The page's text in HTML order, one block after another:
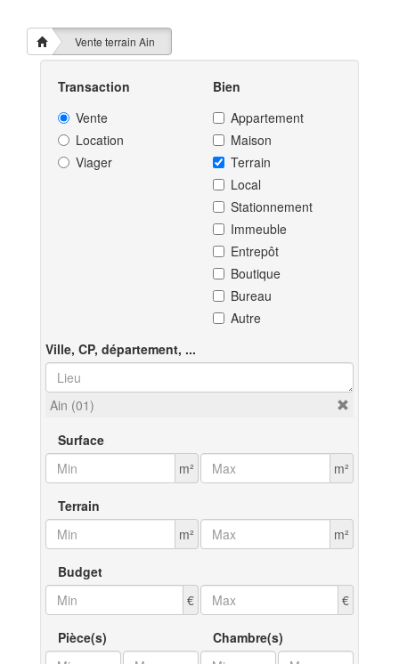
Vente terrain Ain
Transaction
Vente
Location
Viager
Bien
Appartement
Maison
Terrain
Local
Stationnement
Immeuble
Entrepôt
Boutique
Bureau
Autre
Ville, CP, département, ...
Ain (01)
Surface
m²
m²
Terrain
m²
m²
Budget
€
€
Pièce(s) Chambre(s)